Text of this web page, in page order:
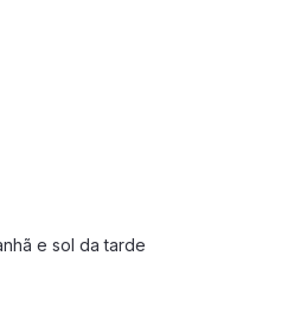
e sol da tarde